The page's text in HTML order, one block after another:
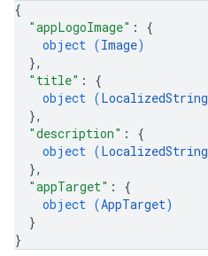
{
"appLogoImage" : {
object (Image)
},
"title" : {
object (LocalizedString
},
"description" : {
object (LocalizedString
},
"appTarget" : {
object (AppTarget)
}
}